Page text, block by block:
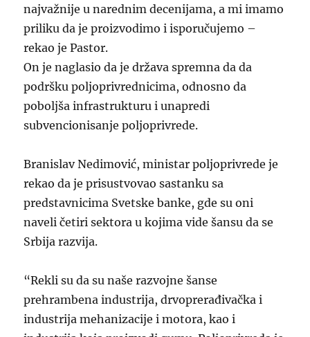
najvažnije u narednim decenijama, a mi imamo
priliku da je proizvodimo i isporučujemo –
rekao je Pastor.
On je naglasio da je država spremna da da
podršku poljoprivrednicima, odnosno da
poboljša infrastrukturu i unapredi
subvencionisanje poljoprivrede.
Branislav Nedimović, ministar poljoprivrede je
rekao da je prisustvovao sastanku sa
predstavnicima Svetske banke, gde su oni
naveli četiri sektora u kojima vide šansu da se
Srbija razvija.
“Rekli su da su naše razvojne šanse
prehrambena industrija, drvoprerađivačka i
industrija mehanizacije i motora, kao i